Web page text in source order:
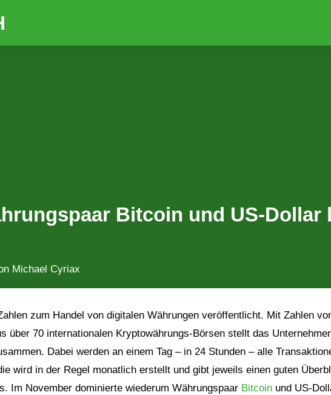
Bitcoin und US-Dollar
Michael Cyriax
zum Handel von digitalen Währungen veröffentlicht. Mit Zahlen
über 70 internationalen Kryptowährungs-Börsen stellt das
Dabei werden an einem Tag – in 24 Stunden – alle
wird in der Regel monatlich erstellt und gibt jeweils einen guten
Im November dominierte wiederum Währungspaar Bitcoin und US-